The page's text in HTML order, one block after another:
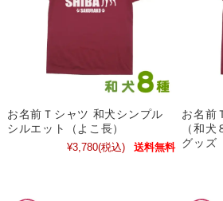
お名前Ｔシャツ 和犬シンプル
シルエット（よこ長）
¥3,780(税込) 送料無料
お名前
（和
グッズ